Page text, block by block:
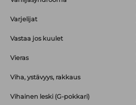
Varjelijat
Vastaa jos kuulet
Vieras
Viha, ystävyys, rakkaus
Vihainen leski (G-pokkari)